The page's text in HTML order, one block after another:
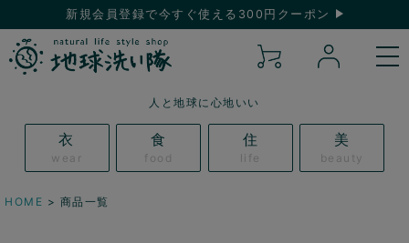
新規会員登録で今すぐ使える300円クーポン
人と地球に心地いい
衣
wear
食
food
住
life
美
beauty
HOME 商品一覧